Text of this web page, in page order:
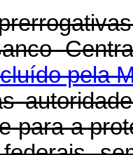
pela
para a